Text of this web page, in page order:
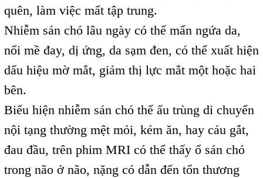
quên, làm việc mất tập trung.
Nhiễm sán chó lâu ngày có thể mẩn ngứa da,
nổi mề đay, dị ứng, da sạm đen, có thể xuất hiện
dấu hiệu mờ mắt, giảm thị lực mắt một hoặc hai
bên.
Biểu hiện nhiễm sán chó thể ấu trùng di chuyển
nội tạng thường mệt mỏi, kém ăn, hay cáu gắt,
đau đầu, trên phim MRI có thể thấy ổ sán chó
trong não ở não, nặng có dẫn đến tổn thương